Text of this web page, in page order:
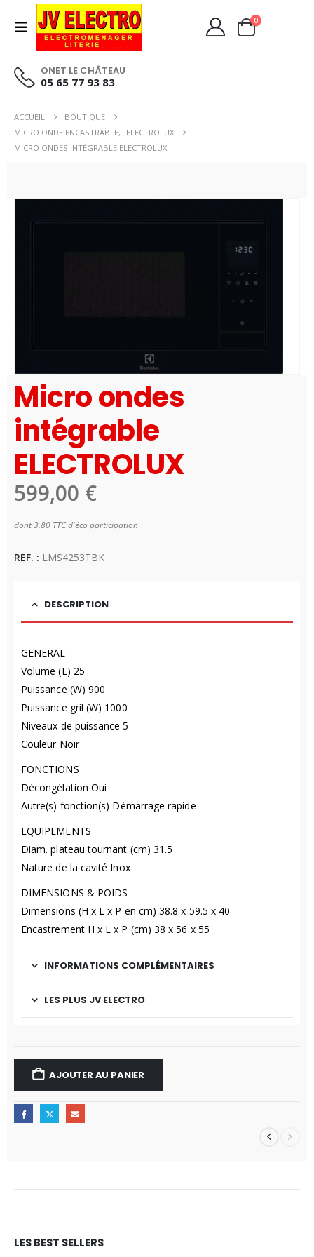
0
ONET LE CHÂTEAU
05 65 77 93 83
ACCUEIL
BOUTIQUE
MICRO ONDE ENCASTRABLE,
ELECTROLUX
MICRO ONDES INTÉGRABLE ELECTROLUX
Micro ondes
intégrable
ELECTROLUX
599,00 €
dont 3.80 TTC d'éco participation
REF. : LMS4253TBK
DESCRIPTION
GENERAL
Volume (L) 25
Puissance (W) 900
Puissance gril (W) 1000
Niveaux de puissance 5
Couleur Noir
FONCTIONS
Décongélation Oui
Autre(s) fonction(s) Démarrage rapide
EQUIPEMENTS
Diam. plateau tournant (cm) 31.5
Nature de la cavité Inox
DIMENSIONS & POIDS
Dimensions (H x L x P en cm) 38.8 x 59.5 x 40
Encastrement H x L x P (cm) 38 x 56 x 55
INFORMATIONS COMPLÉMENTAIRES
LES PLUS JV ELECTRO
AJOUTER AU PANIER
LES BEST SELLERS